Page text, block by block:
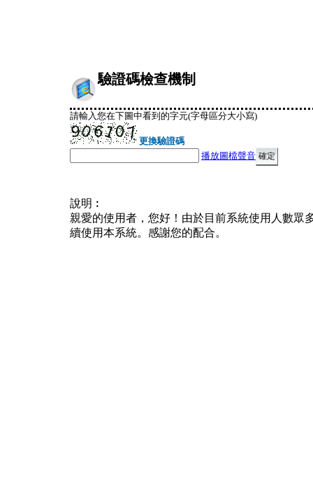
驗證碼檢查機制
請輸入您在下圖中看到的字元(字母區分大小寫)
更換驗證碼
播放圖檔聲音
說明︰
親愛的使用者，您好！由於目前系統使用人數眾
續使用本系統。感謝您的配合。